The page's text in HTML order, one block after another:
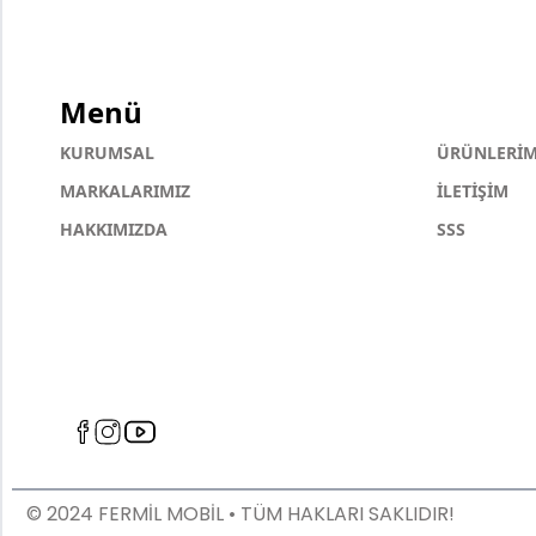
Menü
KURUMSAL
MARKALARIMIZ
İLETİŞİM
HAKKIMIZDA
SSS
© 2024 FERMİL MOBİL • TÜM HAKLARI SAKLIDIR!